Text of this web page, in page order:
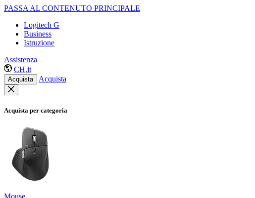
PASSA AL CONTENUTO PRINCIPALE
Logitech G
Business
Istruzione
Assistenza
CH,it
Acquista Acquista
Acquista per categoria
Mouse